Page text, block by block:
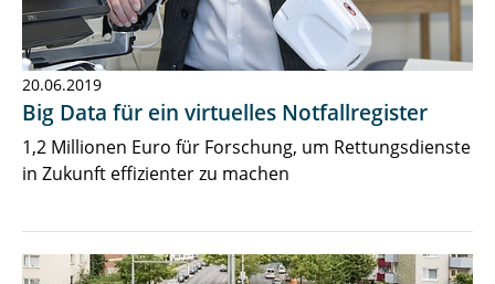
20.06.2019
Big Data für ein virtuelles Notfallregister
1,2 Millionen Euro für Forschung, um Rettungsdienste
in Zukunft effizienter zu machen